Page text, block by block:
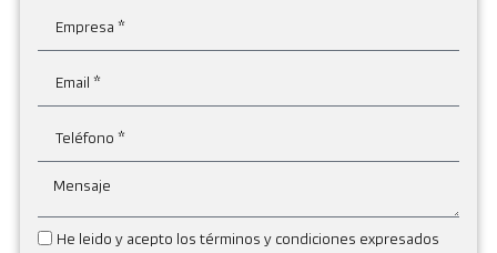
He leido y acepto los términos y condiciones expresados